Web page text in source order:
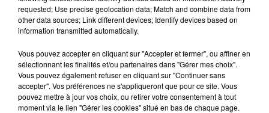
champs et de sous-bois ont été déclenchés dans le
secteur de Fontaine-les-Côteaux, Montoire et Lunay.
requested; Use precise geolocation data; Match and combine data from
other data sources; Link different devices; Identify devices based on
information transmitted automatically.
Vous pouvez accepter en cliquant sur "Accepter et fermer", ou affiner en
sélectionnant les finalités et/ou partenaires dans "Gérer mes choix".
Vous pouvez également refuser en cliquant sur "Continuer sans
accepter". Vos préférences ne s'appliqueront que pour ce site. Vous
pouvez mettre à jour vos choix, ou retirer votre consentement à tout
moment via le lien "Gérer les cookies" situé en bas de chaque page.